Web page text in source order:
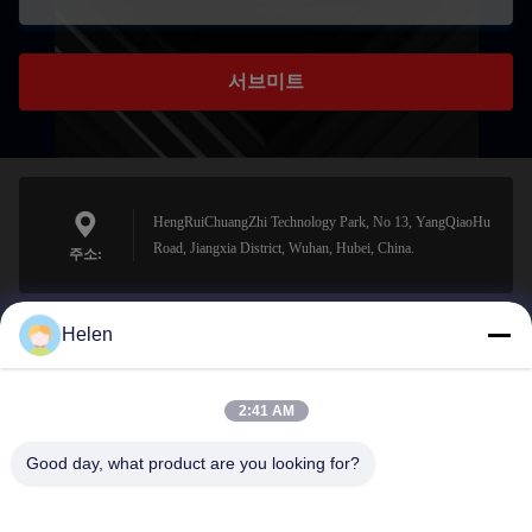
서브미트
주소:
HengRuiChuangZhi Technology Park, No 13, YangQiaoHu
Road, Jiangxia District, Wuhan, Hubei, China.
sales@perfectlaser.net
Helen
2:41 AM
Good day, what product are you looking for?